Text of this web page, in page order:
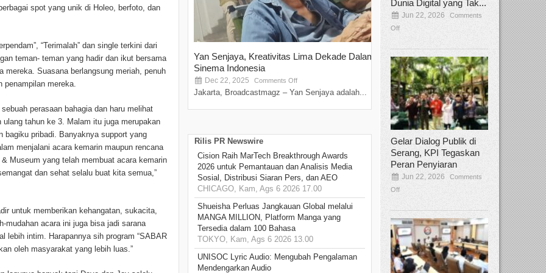
spot yang unik di Holeo, berfoto, dan
“Terimalah” dan single terkini dari
teman- teman yang hadir dan ikut bersama
mereka. Suasana berlangsung meriah, penuh
penampilan mereka.
perasaan bahagia dan haru melihat
tahun ke 3. Malam itu juga merupakan
bagiku pribadi. Banyaknya support yang
menjalani acara kemarin maupun rencana
Museum yang telah membuat acara kemarin
dan sehat selalu buat kita semua,”
untuk memberikan kehangatan, sukacita,
mudahan acara ini juga bisa jadi sarana
lebih intim. Harapannya sih program “SABAR
oleh masyarakat yang lebih luas.”
Yan Senjaya, Kreativitas Lima Dekade Dalam
Sinema Indonesia
Dec 22, 2025 Comments Off
Jakarta, Broadcastmagz – Yan Senjaya adalah...
Tamee Irelly Menjadi Juri Open
Film Terbaru...
Sep 08, 2025 Comments Off
Bekasi, Broadcastmagz – Dalam upaya
talenta...
Rilis PR Newswire
Cision Raih MarTech Breakthrough Awards
2026 untuk Pemantauan dan Analisis Media
Sosial, Distribusi Siaran Pers, dan AEO
CHICAGO, Kam, Ags 6 2026 17.00
Shueisha Perluas Jangkauan Global melalui
MANGA MILLION, Platform Manga yang
Tersedia dalam 100 Bahasa
TOKYO, Kam, Ags 6 2026 13.00
UNISOC Lyric Audio: Mengubah Pengalaman
Mendengarkan Audio
Dunia Digital yang Tak...
Jun 22, 2026
Comments
Off
Gelar Dialog Publik di
Serang, KPI Tegaskan
Peran Penyiaran
Jun 22, 2026
Comments
Off